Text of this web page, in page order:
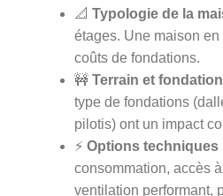
📐 Typologie de la
étages. Une maison
coûts de fondations.
🚧 Terrain et
type de fondations
pilotis) ont un impact
⚡ Options techniques
consommation, accès
ventilation performant,